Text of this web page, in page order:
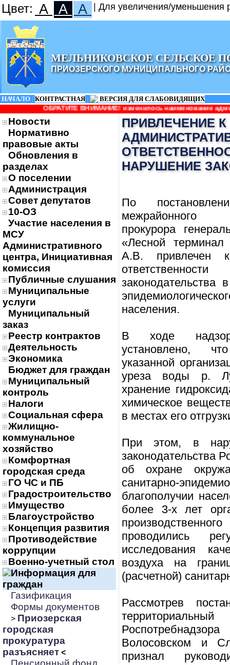
Цвет: A A A | Для увеличения/
МЕЛЬНИКОВСКОЕ СЕЛЬСКОЕ
ПРИОЗЕРСКОГО МУНИЦИПАЛЬНОГО
НАЧАЛО | КОНТРАСТНАЯ |
ВЕРСИЯ ДЛЯ СЛАБОВИДЯЩИХ
ВНИМАНИЕ! изменилось наименование администрации:
Новости
Нормативно
правовые акты
Обновления в
разделах
О поселении
Администрация
Совет депутатов
10-ОЗ
Участие населения в
МСУ
Административного
центра, Инициативная
комиссия
Публичные слушания
Муниципальные
услуги
Муниципальный
заказ
Реестр контрактов
Деятельность
Экономика
Бюджет для граждан
Муниципальный
контроль
Налоги
Социальная сфера
Жилищно-
коммунальное
хозяйство
Комфортная
городская среда
ГО ЧС и ПБ
Градостроительство
Имущество
Благоустройство
Концепция развития
Противодействие
коррупции
Военно-учетный стол
Информация для
граждан
Газификация
Формы документов
> Приозерская
городская
прокуратура
разъясняет <
ПРИВЛЕЧЕНИЕ К
НАРУШЕНИЕ
По
межрайонного
прокурора
«Лесной
А.В. привлечен к
законодательства
населения.
В ходе
установлено,
указанной
уреза воды р.
хранение
химическое
в местах его
При этом, в
законодательства
об охране
санитарно-
благополучии
более 3-х лет
проводились
исследования
воздуха на
(расчетной)
Рассмотрев
Волосовском и
признал